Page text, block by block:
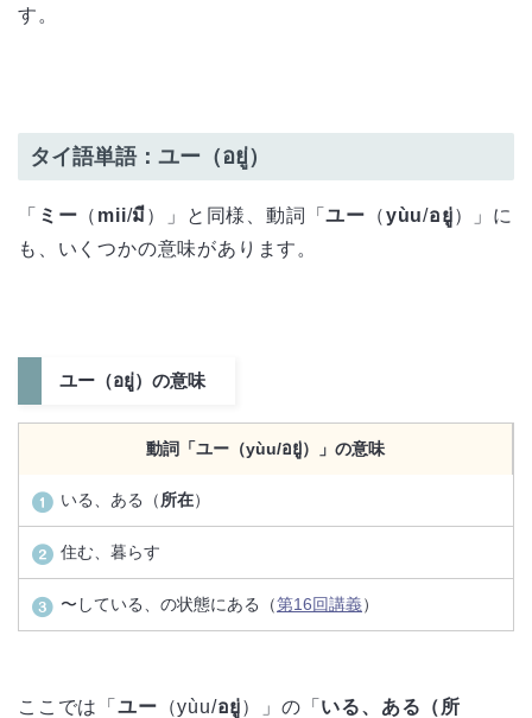
す。
タイ語単語：ユー（อยู่）
「 ミー （ mii/มี）」と同様、動詞「ユー （yùu/อยู่）」に
も、いくつかの意味があります。
ユー（อยู่）の意味
動詞「ユー（yùu/อยู่）」の意味
いる、ある（所在）
住む、暮らす
〜している、の状態にある（第16回講義）
ここでは「 ユー （yùu/อยู่）」の「 いる、ある（所